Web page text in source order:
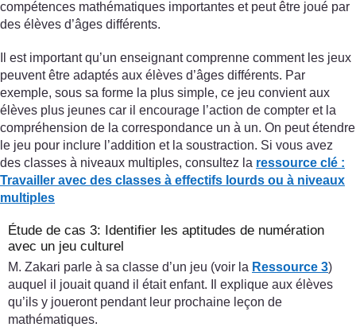
compétences mathématiques importantes et peut être joué par
des élèves d’âges différents.
Il est important qu’un enseignant comprenne comment les jeux
peuvent être adaptés aux élèves d’âges différents. Par
exemple, sous sa forme la plus simple, ce jeu convient aux
élèves plus jeunes car il encourage l’action de compter et la
compréhension de la correspondance un à un. On peut étendre
le jeu pour inclure l’addition et la soustraction. Si vous avez
des classes à niveaux multiples, consultez la ressource clé :
Travailler avec des classes à effectifs lourds ou à niveaux
multiples
Étude de cas 3: Identifier les aptitudes de numération
avec un jeu culturel
M. Zakari parle à sa classe d’un jeu (voir la Ressource 3)
auquel il jouait quand il était enfant. Il explique aux élèves
qu’ils y joueront pendant leur prochaine leçon de
mathématiques.